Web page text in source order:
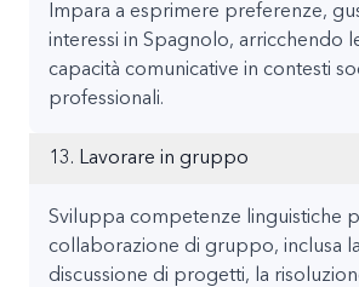
Impara a esprimere preferenze,
interessi in Spagnolo, arricchendo
capacità comunicative in contesti
professionali.
13. Lavorare in gruppo
Sviluppa competenze linguistiche
collaborazione di gruppo, inclusa la
discussione di progetti, la